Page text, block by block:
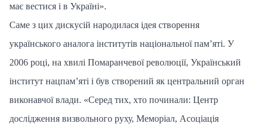
має вестися і в Україні».
Саме з цих дискусій народилася ідея створення
українського аналога інститутів національної пам’яті. У
2006 році, на хвилі Помаранчевої революції, Український
інститут нацпам’яті і був створений як центральний орган
виконавчої влади. «Серед тих, хто починали: Центр
дослідження визвольного руху, Меморіал, Асоціація